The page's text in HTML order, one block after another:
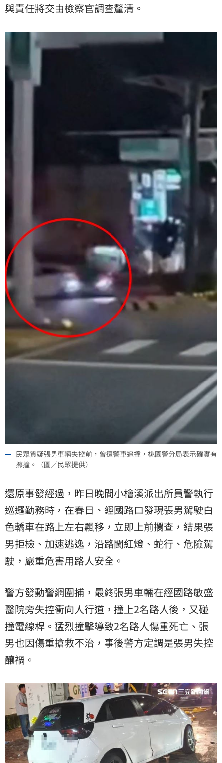
與責任將交由檢察官調查釐清。
民眾質疑張男車輛失控前，曾遭警車追撞，桃園警分局表示確實有
擦撞。（圖／民眾提供）
還原事發經過，昨日晚間小檜溪派出所員警執行
巡邏勤務時，在春日、經國路口發現張男駕駛白
色轎車在路上左右飄移，立即上前攔查，結果張
男拒檢、加速逃逸，沿路闖紅燈、蛇行、危險駕
駛，嚴重危害用路人安全。
警方發動警網圍捕，最終張男車輛在經國路敏盛
醫院旁失控衝向人行道，撞上2名路人後，又碰
撞電線桿。猛烈撞擊導致2名路人傷重死亡、張
男也因傷重搶救不治，事後警方定調是張男失控
釀禍。